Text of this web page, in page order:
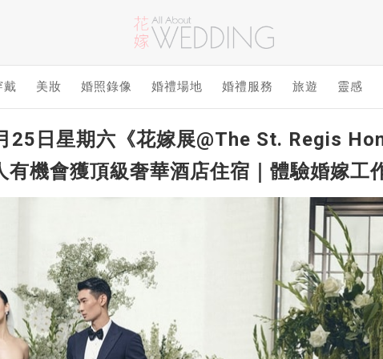
戴 美妝 婚照錄像 婚禮場地 婚禮服務 旅遊 靈感
25日星期六《花嫁展@The St. Regis
機會獲頂級奢華酒店住宿｜體驗婚嫁工